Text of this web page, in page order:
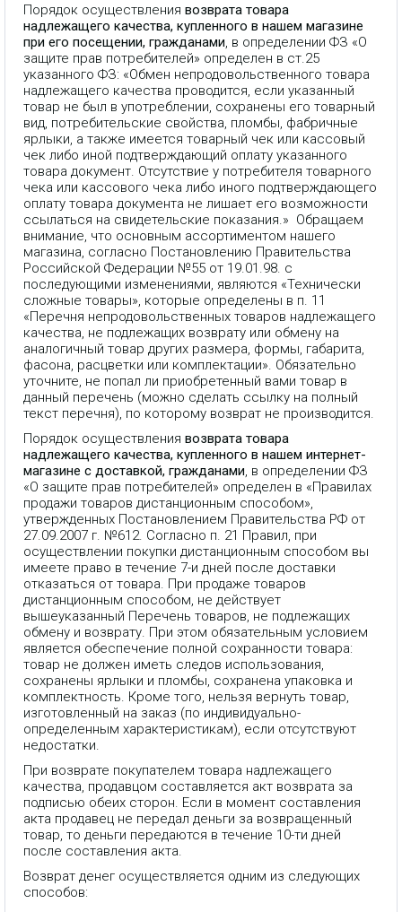
Порядок осуществления возврата товара
надлежащего качества, купленного в нашем магазине
при его посещении, гражданами , в определении ФЗ «О
защите прав потребителей» определен в ст.25
указанного ФЗ: «Обмен непродовольственного товара
надлежащего качества проводится, если указанный
товар не был в употреблении, сохранены его товарный
вид, потребительские свойства, пломбы, фабричные
ярлыки, а также имеется товарный чек или кассовый
чек либо иной подтверждающий оплату указанного
товара документ. Отсутствие у потребителя товарного
чека или кассового чека либо иного подтверждающего
оплату товара документа не лишает его возможности
ссылаться на свидетельские показания.» Обращаем
внимание, что основным ассортиментом нашего
магазина, согласно Постановлению Правительства
Российской Федерации №55 от 19.01.98. с
последующими изменениями, являются «Технически
сложные товары», которые определены в п. 11
«Перечня непродовольственных товаров надлежащего
качества, не подлежащих возврату или обмену на
аналогичный товар других размера, формы, габарита,
фасона, расцветки или комплектации». Обязательно
уточните, не попал ли приобретенный вами товар в
данный перечень (можно сделать ссылку на полный
текст перечня), по которому возврат не производится.
Порядок осуществления возврата товара
надлежащего качества, купленного в нашем интернет-
магазине с доставкой, гражданами , в определении ФЗ
«О защите прав потребителей» определен в «Правилах
продажи товаров дистанционным способом»,
утвержденных Постановлением Правительства РФ от
27.09.2007 г. №612. Согласно п. 21 Правил, при
осуществлении покупки дистанционным способом вы
имеете право в течение 7-и дней после доставки
отказаться от товара. При продаже товаров
дистанционным способом, не действует
вышеуказанный Перечень товаров, не подлежащих
обмену и возврату. При этом обязательным условием
является обеспечение полной сохранности товара:
товар не должен иметь следов использования,
сохранены ярлыки и пломбы, сохранена упаковка и
комплектность. Кроме того, нельзя вернуть товар,
изготовленный на заказ (по индивидуально-
определенным характеристикам), если отсутствуют
недостатки.
При возврате покупателем товара надлежащего
качества, продавцом составляется акт возврата за
подписью обеих сторон. Если в момент составления
акта продавец не передал деньги за возвращенный
товар, то деньги передаются в течение 10-ти дней
после составления акта.
Возврат денег осуществляется одним из следующих
способов: